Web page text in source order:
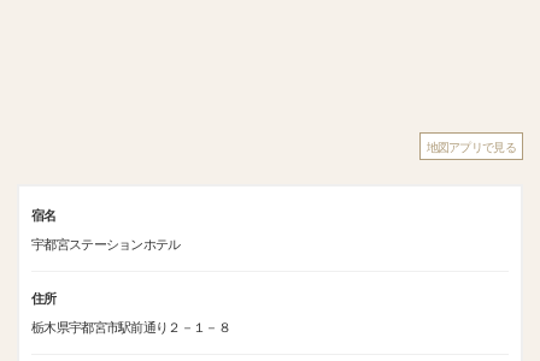
地図アプリで見る
宿名
宇都宮ステーションホテル
住所
栃木県宇都宮市駅前通り２－１－８